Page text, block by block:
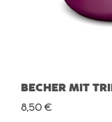
BECHER MIT
Regulärer Preis:
8,50 €